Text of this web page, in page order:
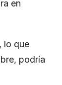
en
lo que
podría